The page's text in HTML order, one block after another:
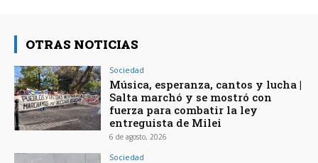
OTRAS NOTICIAS
Sociedad
Música, esperanza, cantos y lucha |
Salta marchó y se mostró con
fuerza para combatir la ley
entreguista de Milei
6 de agosto, 2026
Sociedad